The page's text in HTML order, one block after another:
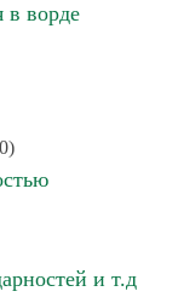
в ворде
и т.д